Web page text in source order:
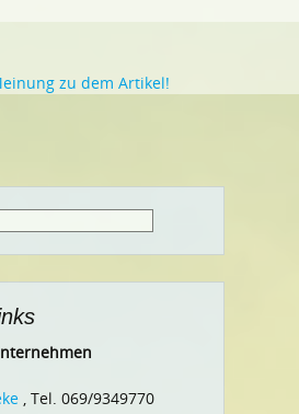
zu dem Artikel!
, Tel. 069/9349770